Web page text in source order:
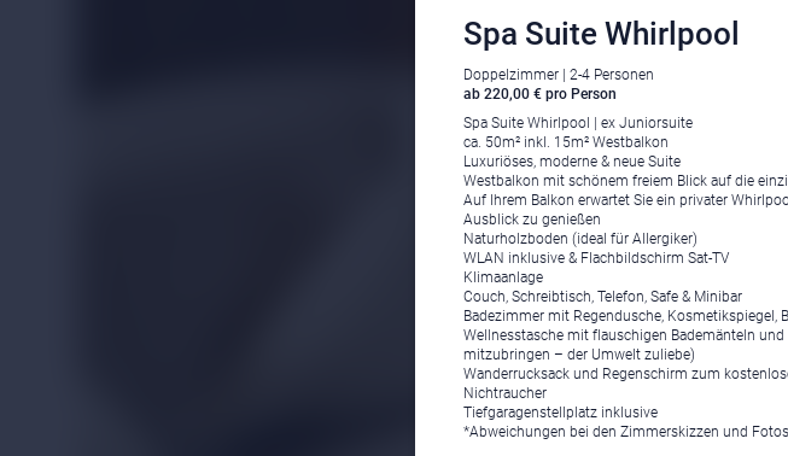
Spa Suite Whirlpool
Doppelzimmer | 2-4 Personen
ab 220,00 € pro Person
Spa Suite Whirlpool | ex Juniorsuite
ca. 50m² inkl. 15m² Westbalkon
Luxuriöses, moderne & neue Suite
Westbalkon mit schönem freiem Blick auf die
Auf Ihrem Balkon erwartet Sie ein privater
Ausblick zu genießen
Naturholzboden (ideal für Allergiker)
WLAN inklusive & Flachbildschirm Sat-TV
Klimaanlage
Couch, Schreibtisch, Telefon, Safe & Minibar
Badezimmer mit Regendusche, Kosmetikspiegel,
Wellnesstasche mit flauschigen Bademänteln
mitzubringen – der Umwelt zuliebe)
Wanderrucksack und Regenschirm zum
Nichtraucher
Tiefgaragenstellplatz inklusive
*Abweichungen bei den Zimmerskizzen und